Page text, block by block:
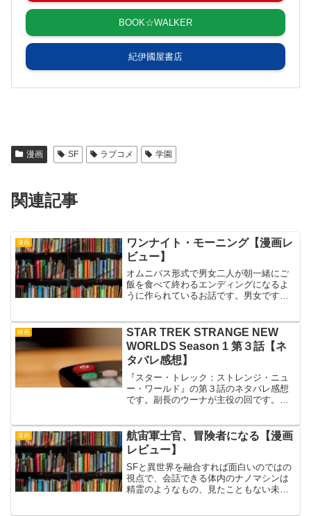
BOOK☆WALKER
紀伊國屋書店
漫画 SF ラブコメ 学園
関連記事
漫画
ワンナイト・モーニング【漫画レ
ビュー】
オムニバス形式で男女二人が朝一緒にご
飯を食べて終わるエンディングになるよ
うに作られているお話です。男女ですか
だけの場合もあります。いずれにしても
朝を迎えて二人一緒に何か...
映画
STAR TREK STRANGE NEW
WORLDS Season 1 第３話【ネ
タバレ感想】
『スター・トレック：ストレンジ・ニュ
ー・ワールド』の第３話のネタバレ感想
です。副長のウーナが主役の回です。ウ
い重要な秘密があるという伏線を張って
おくのと、転送装置という...
漫画
航宙軍士官、冒険者になる【漫画
レビュー】
SFと異世界を融合すれば面白いのではの
視点で、会話できる体内のナノマシンは
精霊のようなもの、見たこともない未来